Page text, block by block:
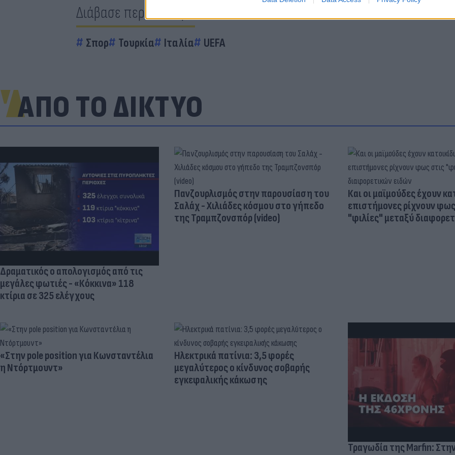
Διάβασε περισσότερα
Σπορ Τουρκία Ιταλία UEFA
ΑΠΟ ΤΟ ΔΙΚΤΥΟ
Δραματικός ο απολογισμός από τις
μεγάλες φωτιές - «Κόκκινα» 118
κτίρια σε 325 ελέγχους
Πανζουρλισμός στην παρουσίαση του
Σαλάχ - Χιλιάδες κόσμου στο γήπεδο
της Τραμπζονσπόρ (video)
Και οι μαϊμούδες έχουν
επιστήμονες ρίχνουν
"φιλίες" μεταξύ
«Στην pole position για Κωνσταντέλια
η Ντόρτμουντ»
Ηλεκτρικά πατίνια: 3,5 φορές
μεγαλύτερος ο κίνδυνος σοβαρής
εγκεφαλικής κάκωσης
Τραγωδία της Marfin: